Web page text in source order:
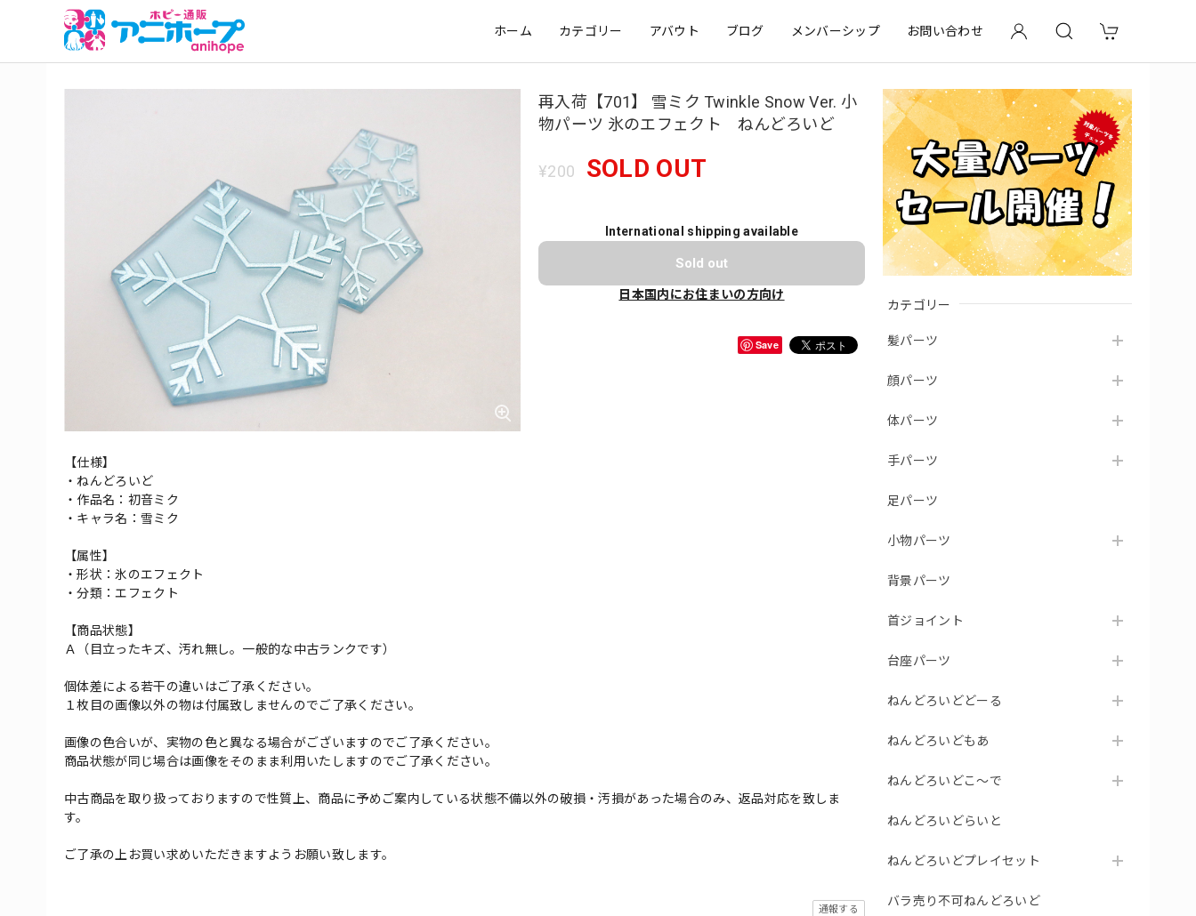
ホーム カテゴリー アバウト ブログ メンバーシップ お問い合わせ
カテゴリー
髪パーツ
顔パーツ
体パーツ
手パーツ
足パーツ
小物パーツ
背景パーツ
首ジョイント
台座パーツ
ねんどろいどどーる
ねんどろいどもあ
ねんどろいどこ～で
ねんどろいどらいと
ねんどろいどプレイセット
バラ売り不可ねんどろいど
再入荷【701】 雪ミク Twinkle Snow Ver. 小
物パーツ 氷のエフェクト ねんどろいど
¥200 SOLD OUT
International shipping available
Sold out
日本国内にお住まいの方向け
Save
【仕様】
・ねんどろいど
・作品名：初音ミク
・キャラ名：雪ミク
【属性】
・形状：氷のエフェクト
・分類：エフェクト
【商品状態】
Ａ（目立ったキズ、汚れ無し。一般的な中古ランクです）
個体差による若干の違いはご了承ください。
１枚目の画像以外の物は付属致しませんのでご了承ください。
画像の色合いが、実物の色と異なる場合がございますのでご了承ください。
商品状態が同じ場合は画像をそのまま利用いたしますのでご了承ください。
中古商品を取り扱っておりますので性質上、商品に予めご案内している状態不備以外の破損・汚損があった場合のみ、返品対応を致しま
す。
ご了承の上お買い求めいただきますようお願い致します。
通報する